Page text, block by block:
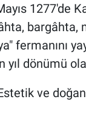
1277'de
bargâhta,
fermanını
yıl dönümü
ve